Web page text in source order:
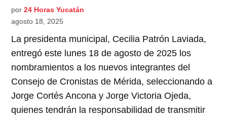
por 24 Horas Yucatán
agosto 18, 2025
La presidenta municipal, Cecilia Patrón Laviada,
entregó este lunes 18 de agosto de 2025 los
nombramientos a los nuevos integrantes del
Consejo de Cronistas de Mérida, seleccionando a
Jorge Cortés Ancona y Jorge Victoria Ojeda,
quienes tendrán la responsabilidad de transmitir